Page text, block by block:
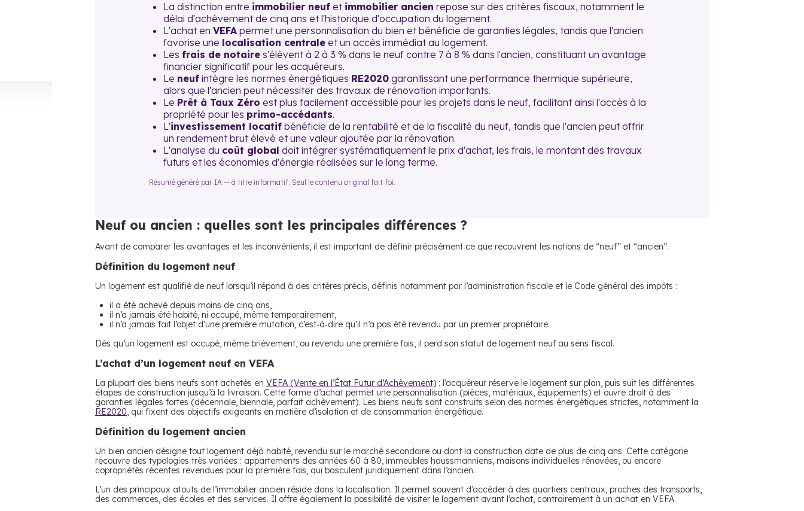
La distinction entre immobilier neuf et immobilier ancien repose sur des critères fiscaux, notamment le
délai d'achèvement de cinq ans et l'historique d'occupation du logement.
L'achat en VEFA permet une personnalisation du bien et bénéficie de garanties légales, tandis que l'ancien
favorise une localisation centrale et un accès immédiat au logement.
Les frais de notaire s'élèvent à 2 à 3 % dans le neuf contre 7 à 8 % dans l'ancien, constituant un avantage
financier significatif pour les acquéreurs.
Le neuf intègre les normes énergétiques RE2020 garantissant une performance thermique supérieure,
alors que l'ancien peut nécessiter des travaux de rénovation importants.
Le Prêt à Taux Zéro est plus facilement accessible pour les projets dans le neuf, facilitant ainsi l'accès à la
propriété pour les primo-accédants.
L'investissement locatif bénéficie de la rentabilité et de la fiscalité du neuf, tandis que l'ancien peut offrir
un rendement brut élevé et une valeur ajoutée par la rénovation.
L'analyse du coût global doit intégrer systématiquement le prix d'achat, les frais, le montant des travaux
futurs et les économies d'énergie réalisées sur le long terme.
Résumé généré par IA — à titre informatif. Seul le contenu original fait foi.
Neuf ou ancien : quelles sont les principales différences ?
Avant de comparer les avantages et les inconvénients, il est important de définir précisément ce que recouvrent les notions de “neuf” et “ancien”.
Définition du logement neuf
Un logement est qualifié de neuf lorsqu’il répond à des critères précis, définis notamment par l’administration fiscale et le Code général des impôts :
il a été achevé depuis moins de cinq ans,
il n’a jamais été habité, ni occupé, même temporairement,
il n’a jamais fait l’objet d’une première mutation, c’est‑à‑dire qu’il n’a pas été revendu par un premier propriétaire.
Dès qu’un logement est occupé, même brièvement, ou revendu une première fois, il perd son statut de logement neuf au sens fiscal.
L’achat d’un logement neuf en VEFA
La plupart des biens neufs sont achetés en VEFA (Vente en l’État Futur d’Achèvement) : l’acquéreur réserve le logement sur plan, puis suit les différentes
étapes de construction jusqu’à la livraison. Cette forme d’achat permet une personnalisation (pièces, matériaux, équipements) et ouvre droit à des
garanties légales fortes (décennale, biennale, parfait achèvement). Les biens neufs sont construits selon des normes énergétiques strictes, notamment la
RE2020, qui fixent des objectifs exigeants en matière d’isolation et de consommation énergétique.
Définition du logement ancien
Un bien ancien désigne tout logement déjà habité, revendu sur le marché secondaire ou dont la construction date de plus de cinq ans. Cette catégorie
recouvre des typologies très variées : appartements des années 60 à 80, immeubles haussmanniens, maisons individuelles rénovées, ou encore
copropriétés récentes revendues pour la première fois, qui basculent juridiquement dans l’ancien.
L’un des principaux atouts de l’immobilier ancien réside dans la localisation. Il permet souvent d’accéder à des quartiers centraux, proches des transports,
des commerces, des écoles et des services. Il offre également la possibilité de visiter le logement avant l’achat, contrairement à un achat en VEFA.